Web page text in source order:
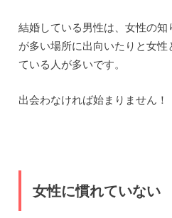
結婚している男性は、女性の
が多い場所に出向いたりと女性
ている人が多いです。
出会わなければ始まりません！
女性に慣れていない